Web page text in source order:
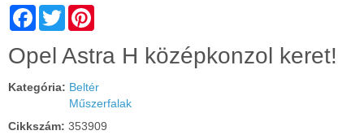
Facebook
Twitter
Cím:
Opel Astra H középkonzol keret!
Kategória: Beltér
Műszerfalak
Cikkszám: 353909